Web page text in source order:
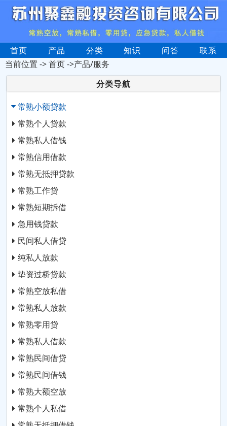
首页 产品 分类 知识 问答
联系
当前位置 ->首页->产品/服务
分类导航
常熟小额贷款
常熟个人贷款
常熟私人借钱
常熟信用借款
常熟无抵押贷款
常熟工作贷
常熟短期拆借
急用钱贷款
民间私人借贷
纯私人放款
垫资过桥贷款
常熟空放私借
常熟私人放款
常熟零用贷
常熟私人借款
常熟民间借贷
常熟民间借钱
常熟大额空放
常熟个人私借